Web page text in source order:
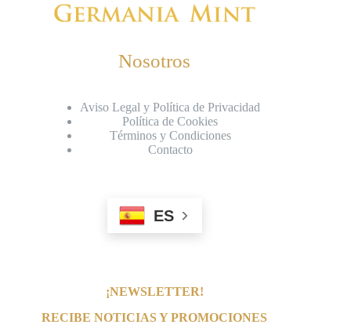
Nosotros
Aviso Legal y Política de Privacidad
Política de Cookies
Términos y Condiciones
Contacto
ES
¡NEWSLETTER!
RECIBE NOTICIAS Y PROMOCIONES